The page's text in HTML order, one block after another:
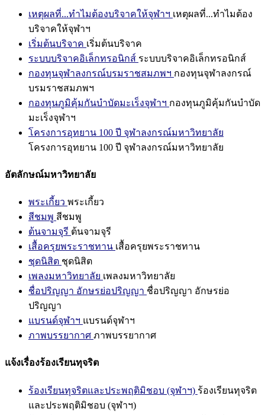
เหตุผลที่...ทำไมต้องบริจาคให้จุฬาฯ เหตุผลที่...ทำไมต้อง
บริจาคให้จุฬาฯ
เริ่มต้นบริจาค เริ่มต้นบริจาค
ระบบบริจาคอิเล็กทรอนิกส์ ระบบบริจาคอิเล็กทรอนิกส์
กองทุนจุฬาลงกรณ์บรมราชสมภพฯ กองทุนจุฬาลงกรณ์
บรมราชสมภพฯ
กองทุนภูมิคุ้มกันบำบัดมะเร็งจุฬาฯ กองทุนภูมิคุ้มกันบำบัด
มะเร็งจุฬาฯ
โครงการอุทยาน 100 ปี จุฬาลงกรณ์มหาวิทยาลัย
โครงการอุทยาน 100 ปี จุฬาลงกรณ์มหาวิทยาลัย
อัตลักษณ์มหาวิทยาลัย
พระเกี้ยว พระเกี้ยว
สีชมพู สีชมพู
ต้นจามจุรี ต้นจามจุรี
เสื้อครุยพระราชทาน เสื้อครุยพระราชทาน
ชุดนิสิต ชุดนิสิต
เพลงมหาวิทยาลัย เพลงมหาวิทยาลัย
ชื่อปริญญา อักษรย่อปริญญา ชื่อปริญญา อักษรย่อ
ปริญญา
แบรนด์จุฬาฯ แบรนด์จุฬาฯ
ภาพบรรยากาศ ภาพบรรยากาศ
แจ้งเรื่องร้องเรียนทุจริต
ร้องเรียนทุจริตและประพฤติมิชอบ (จุฬาฯ) ร้องเรียนทุจริต
และประพฤติมิชอบ (จุฬาฯ)